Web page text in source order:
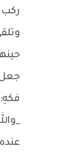
ركب
جعل
فكهِ: